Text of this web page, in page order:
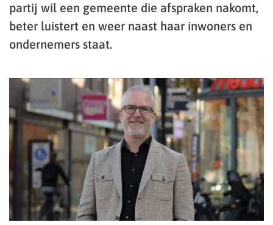
partij wil een gemeente die afspraken nakomt,
beter luistert en weer naast haar inwoners en
ondernemers staat.